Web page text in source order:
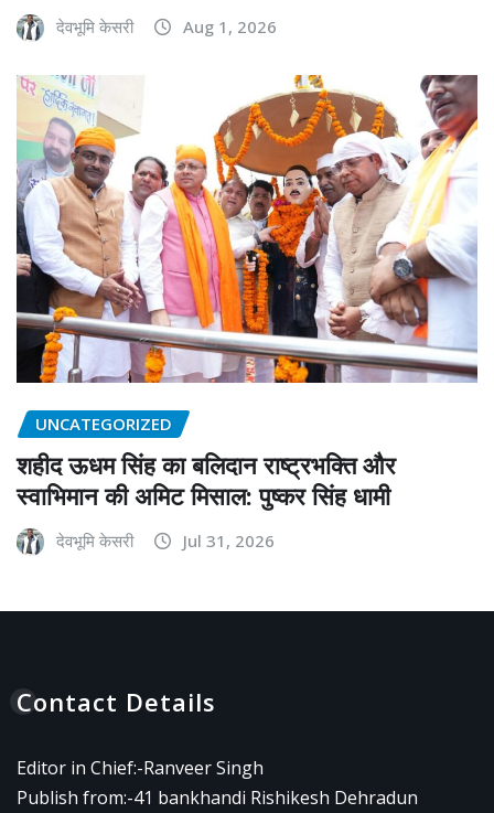
देवभूमि केसरी Aug 1, 2026
UNCATEGORIZED
शहीद ऊधम सिंह का बलिदान राष्ट्रभक्ति और
स्वाभिमान की अमिट मिसाल: पुष्कर सिंह धामी
देवभूमि केसरी Jul 31, 2026
Contact Details
Editor in Chief:-Ranveer Singh
Publish from:-41 bankhandi Rishikesh Dehradun